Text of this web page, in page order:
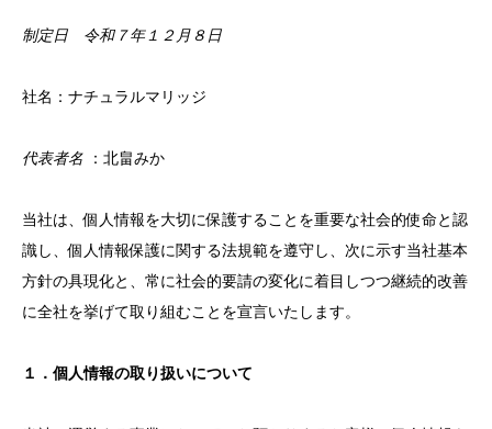
制定日 令和７年１２月８日
社名：ナチュラルマリッジ
代表者名 ：北畠みか
当社は、個人情報を大切に保護することを重要な社会的使命と認
識し、個人情報保護に関する法規範を遵守し、次に示す当社基本
方針の具現化と、常に社会的要請の変化に着目しつつ継続的改善
に全社を挙げて取り組むことを宣言いたします。
１．個人情報の取り扱いについて